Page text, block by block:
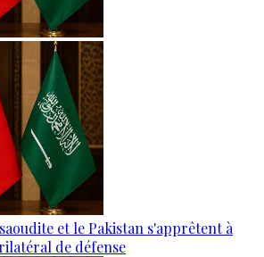
et le Pakistan s'apprêtent à
de défense